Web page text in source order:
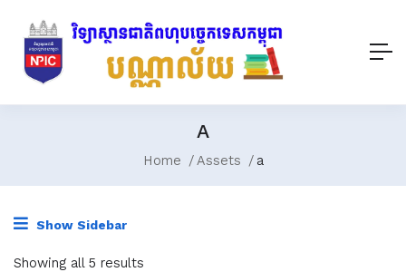
A
Home Assets a
Show Sidebar
Showing all 5 results